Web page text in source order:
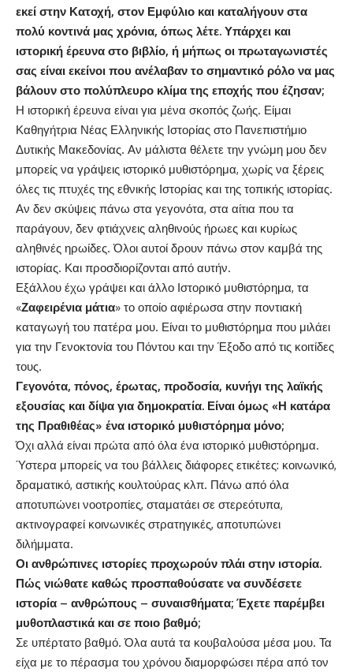
εκεί στην Κατοχή, στον Εμφύλιο και καταλήγουν στα
πολύ κοντινά μας χρόνια, όπως λέτε. Υπάρχει και
ιστορική έρευνα στο βιβλίο, ή μήπως οι πρωταγωνιστές
σας είναι εκείνοι που ανέλαβαν το σημαντικό ρόλο να μας
βάλουν στο πολύπλευρο κλίμα της εποχής που έζησαν;
Η ιστορική έρευνα είναι για μένα σκοπός ζωής. Είμαι
Καθηγήτρια Νέας Ελληνικής Ιστορίας στο Πανεπιστήμιο
Δυτικής Μακεδονίας. Αν μάλιστα θέλετε την γνώμη μου δεν
μπορείς να γράψεις ιστορικό μυθιστόρημα, χωρίς να ξέρεις
όλες τις πτυχές της εθνικής Ιστορίας και της τοπικής ιστορίας.
Αν δεν σκύψεις πάνω στα γεγονότα, στα αίτια που τα
παράγουν, δεν φτιάχνεις αληθινούς ήρωες και κυρίως
αληθινές ηρωίδες. Όλοι αυτοί δρουν πάνω στον καμβά της
ιστορίας. Και προσδιορίζονται από αυτήν.
Εξάλλου έχω γράψει και άλλο Ιστορικό μυθιστόρημα, τα
«Ζαφειρένια μάτια» το οποίο αφιέρωσα στην ποντιακή
καταγωγή του πατέρα μου. Είναι το μυθιστόρημα που μιλάει
για την Γενοκτονία του Πόντου και την Έξοδο από τις κοιτίδες
τους.
Γεγονότα, πόνος, έρωτας, προδοσία, κυνήγι της λαϊκής
εξουσίας και δίψα για δημοκρατία. Είναι όμως «Η κατάρα
της Πραθιθέας» ένα ιστορικό μυθιστόρημα μόνο;
Όχι αλλά είναι πρώτα από όλα ένα ιστορικό μυθιστόρημα.
Ύστερα μπορείς να του βάλλεις διάφορες ετικέτες: κοινωνικό,
δραματικό, αστικής κουλτούρας κλπ. Πάνω από όλα
αποτυπώνει νοοτροπίες, σταματάει σε στερεότυπα,
ακτινογραφεί κοινωνικές στρατηγικές, αποτυπώνει
διλήμματα.
Οι ανθρώπινες ιστορίες προχωρούν πλάι στην ιστορία.
Πώς νιώθατε καθώς προσπαθούσατε να συνδέσετε
ιστορία – ανθρώπους – συναισθήματα; Έχετε παρέμβει
μυθοπλαστικά και σε ποιο βαθμό;
Σε υπέρτατο βαθμό. Όλα αυτά τα κουβαλούσα μέσα μου. Τα
είχα με το πέρασμα του χρόνου διαμορφώσει πέρα από τον